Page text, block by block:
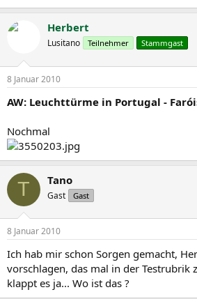
Herbert
Lusitano Teilnehmer Stammgast
8 Januar 2010
AW: Leuchttürme in Portugal -
Nochmal
T Tano
Gast Gast
8 Januar 2010
Ich hab mir schon Sorgen gemacht,
vorschlagen, das mal in der Testrubrik
klappt es ja... Wo ist das ?